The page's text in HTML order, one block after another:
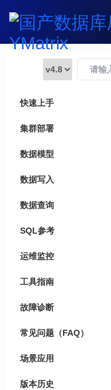
快速上手
集群部署
数据模型
数据写入
数据查询
SQL参考
运维监控
工具指南
故障诊断
常见问题（FAQ）
场景应用
版本历史